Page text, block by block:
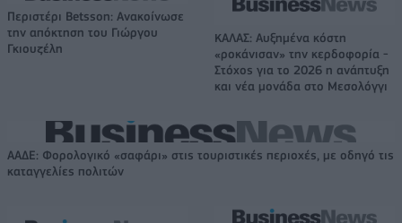
Περιστέρι Betsson: Ανακοίνωσε
την απόκτηση του Γιώργου
Γκιουζέλη
ΚΑΛΑΣ: Αυξημένα κόστη
«ροκάνισαν» την κερδοφορία -
Στόχος για το 2026 η ανάπτυξη
και νέα μονάδα στο Μεσολόγγι
ΑΑΔΕ: Φορολογικό «σαφάρι» στις τουριστικές περιοχές, με οδηγό τις
καταγγελίες πολιτών